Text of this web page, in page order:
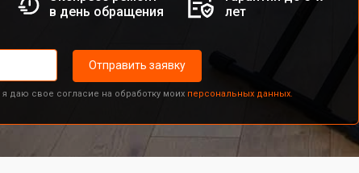
в день обращения
лет
Отправить заявку
даю свое согласие на обработку моих персональных данных.